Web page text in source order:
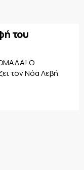
του
Ο
τον Νόα Λεβή